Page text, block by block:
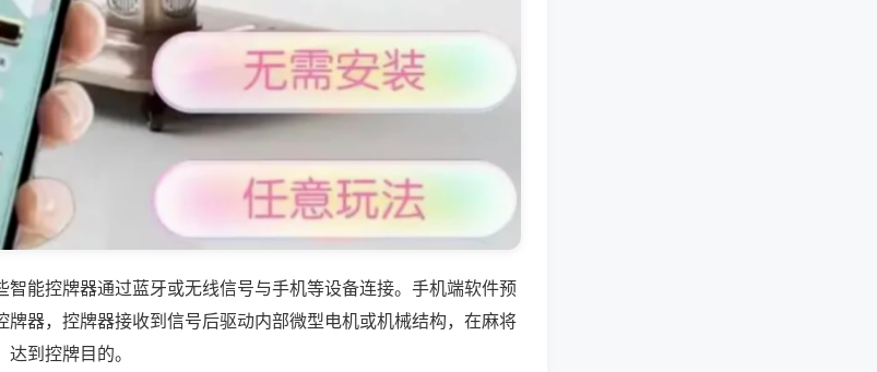
智能控牌器通过蓝牙或无线信号与手机等设备连接。手机端软件预
牌器，控牌器接收到信号后驱动内部微型电机或机械结构，在麻将
到控牌目的。